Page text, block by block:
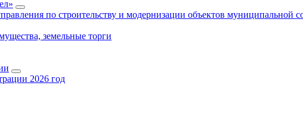
по строительству и модернизации объектов муниципальной
земельные торги
2026 год